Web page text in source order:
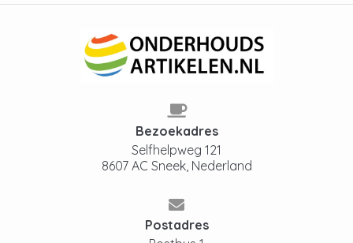
Bezoekadres
Selfhelpweg 121
8607 AC Sneek, Nederland
Postadres